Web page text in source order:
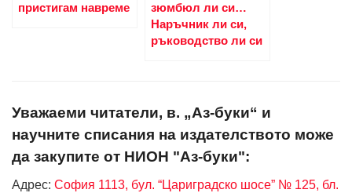
пристигам навреме
зюмбюл ли си…
Наръчник ли си,
ръководство ли си
Уважаеми читатели, в. „Аз-буки“ и
научните списания на издателството може
да закупите от НИОН "Аз-буки":
Адрес: София 1113, бул. “Цариградско шосе” № 125, бл.